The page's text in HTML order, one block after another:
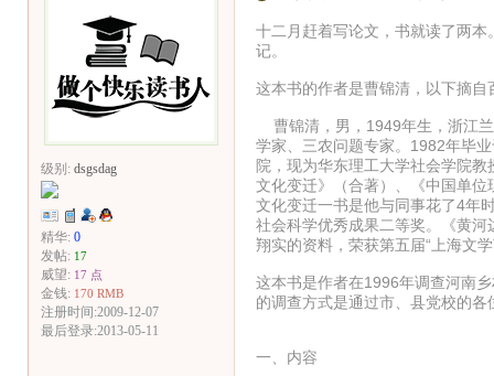
级别: dsgsdag
精华: 0
发帖: 17
威望: 17 点
金钱: 170 RMB
注册时间:2009-12-07
最后登录:2013-05-11
十二月赶着写论文，书就读了两
记。
这本书的作者是曹锦清，以下摘自
曹锦清，男，1949年生，浙江
学家、三农问题专家。1982年毕
院，现为华东理工大学社会学院
文化变迁》（合著）、《中国单
文化变迁一书是他与同事花了4年
社会科学优秀成果二等奖。《黄
翔实的资料，荣获第五届“上海
这本书是作者在1996年调查河南
的调查方式是通过市、县党校的各
一、内容